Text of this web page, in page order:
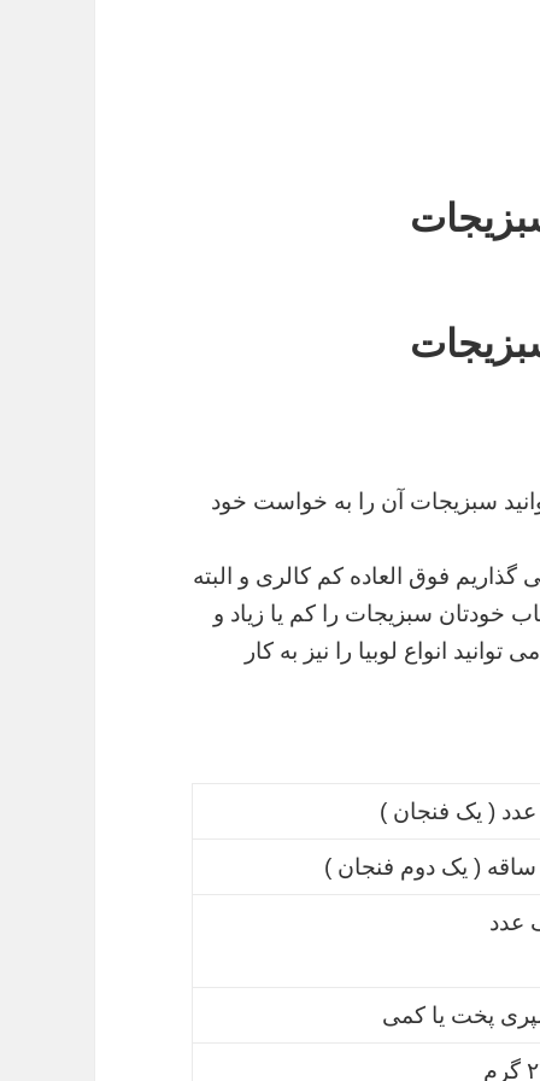
سبزیجات آن را به خواست خود
فوق العاده کم کالری و البته
خودتان سبزیجات را کم یا زیاد و
انواع لوبیا را نیز به کار
عدد ( یک فنجان )
ساقه ( یک دوم فنجان )
عدد
پخت یا کمی